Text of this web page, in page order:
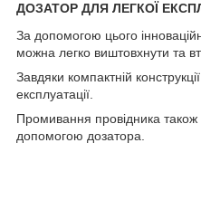
ДОЗАТОР ДЛЯ ЛЕГКОЇ
За допомогою цього
можна легко виштовхнути та
Завдяки компактній
експлуатації.
Промивання провідника також
допомогою дозатора.